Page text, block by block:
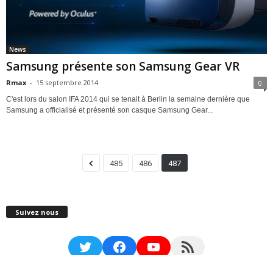
News
Samsung présente son Samsung Gear VR
Rmax - 15 septembre 2014 0
C'est lors du salon IFA 2014 qui se tenait à Berlin la semaine dernière que
Samsung a officialisé et présenté son casque Samsung Gear...
485 486 487
Suivez nous
TwitterFacebookYouTubeRSS Feed